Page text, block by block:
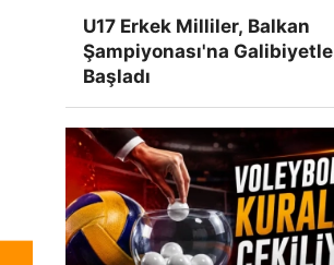
U17 Erkek Milliler, Balkan
Şampiyonası'na Galibiyetle
Başladı